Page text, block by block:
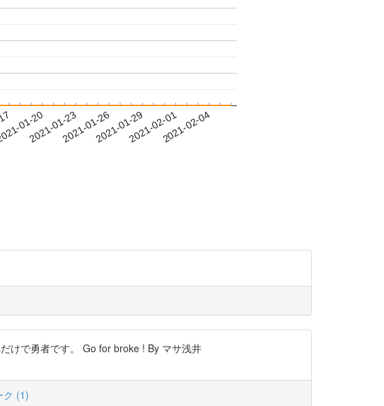
01-20
2021-01-232021-01-262021-01-292021-02-012021-02-04
けで勇者です。 Go for broke ! By マサ浅井
ク (1)